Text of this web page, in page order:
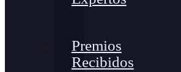
Premios
Recibidos